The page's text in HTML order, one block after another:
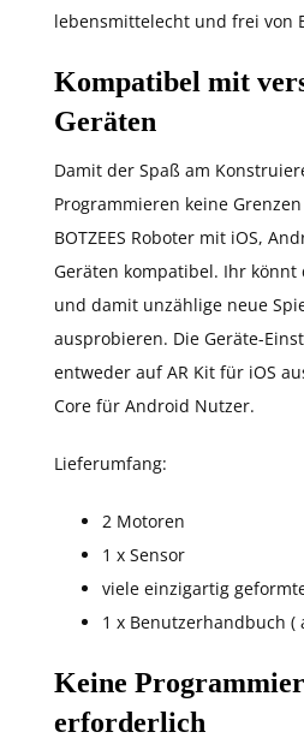
lebensmittelecht und frei von
Kompatibel mit
Geräten
Damit der Spaß am
Programmieren keine
BOTZEES Roboter mit iOS,
Geräten kompatibel. Ihr
und damit unzählige neue
ausprobieren. Die Geräte-
entweder auf AR Kit für iOS
Core für Android Nutzer.
Lieferumfang:
2 Motoren
1 x Sensor
viele einzigartig
1 x Benutzerhandbuch (
Keine
erforderlich